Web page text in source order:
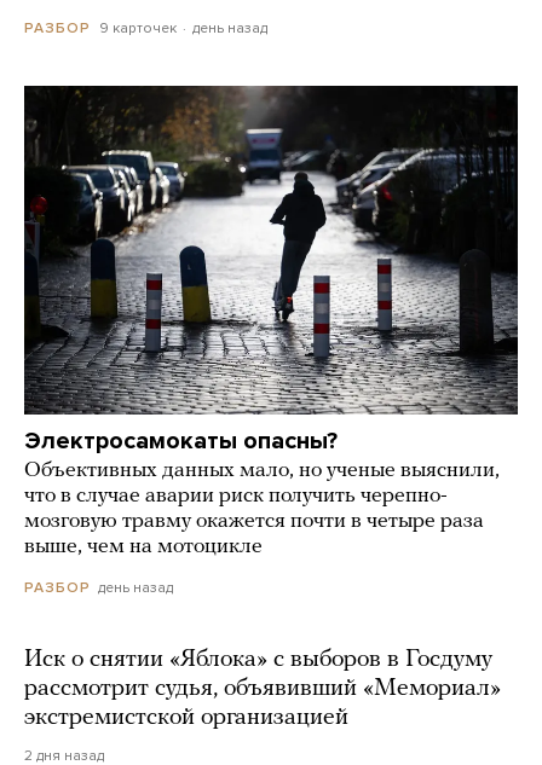
РАЗБОР 9 карточек день назад
Электросамокаты опасны?
Объективных данных мало, но ученые выяснили,
что в случае аварии риск получить черепно-
мозговую травму окажется почти в четыре раза
выше, чем на мотоцикле
РАЗБОР день назад
Иск о снятии «Яблока» с выборов в Госдуму
рассмотрит судья, объявивший «Мемориал»
экстремистской организацией
2 дня назад